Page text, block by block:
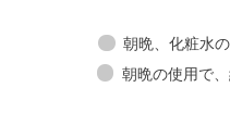
朝晩、化粧水
朝晩の使用で